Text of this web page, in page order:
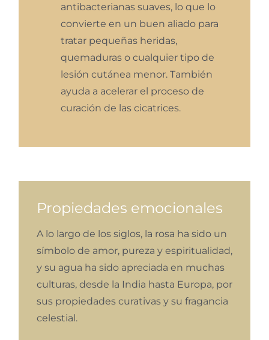
antibacterianas suaves, lo que lo
convierte en un buen aliado para
tratar pequeñas heridas,
quemaduras o cualquier tipo de
lesión cutánea menor. También
ayuda a acelerar el proceso de
curación de las cicatrices.
Propiedades emocionales
A lo largo de los siglos, la rosa ha sido un
símbolo de amor, pureza y espiritualidad,
y su agua ha sido apreciada en muchas
culturas, desde la India hasta Europa, por
sus propiedades curativas y su fragancia
celestial.